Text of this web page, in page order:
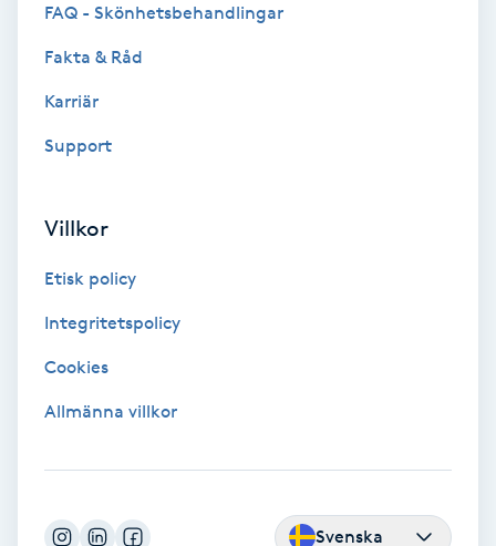
Funktionsanalys
Föning
Gel naglar
Gelenaglar
Gellack med förstärkning
Gravidyoga
FAQ - Skönhetsbehandlingar
Fakta & Råd
Karriär
Support
Villkor
Etisk policy
Integritetspolicy
Cookies
Allmänna villkor
Svenska